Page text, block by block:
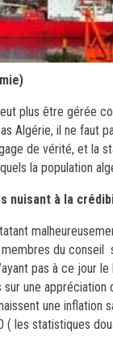
plus être gérée
Algérie, il ne faut
de vérité, et la
la population
à la
du conseil
pas à ce jour
une appréciation
une inflation
les statistiques